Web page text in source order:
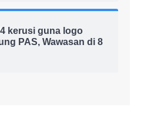
kerusi guna logo
PAS, Wawasan di 8